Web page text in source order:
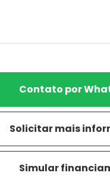
Contato por
Solicitar mais
Simular